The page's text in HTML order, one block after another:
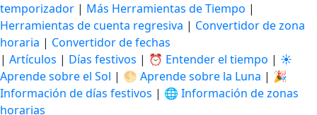
temporizador | Más Herramientas de Tiempo |
Herramientas de cuenta regresiva | Convertidor de zona
horaria | Convertidor de fechas
| Artículos | Días festivos | ⏰ Entender el tiempo | ☀️
Aprende sobre el Sol | 🌕 Aprende sobre la Luna | 🎉
Información de días festivos | 🌐 Información de zonas
horarias